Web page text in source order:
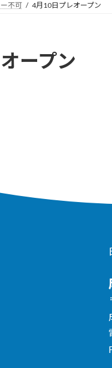
不可 4月10日プレオープン
ープン